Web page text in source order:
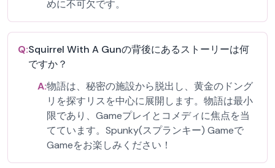
めに不可欠です。
Q:Squirrel With A Gunの背後にあるストーリーは何
ですか？
A:物語は、秘密の施設から脱出し、黄金のドング
リを探すリスを中心に展開します。物語は最小
限であり、Gameプレイとコメディに焦点を当
てています。Spunky(スプランキー) Gameで
Gameをお楽しみください！